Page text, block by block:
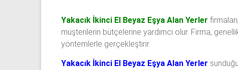
Yakacık İkinci El Beyaz Eşya Alan Yerler
müşterilerin bütçelerine yardımcı olur. Firma,
yöntemlerle gerçekleştirir.
Yakacık İkinci El Beyaz Eşya Alan Yerler